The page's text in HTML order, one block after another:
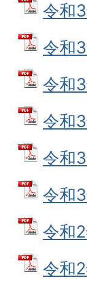
令和
令和
令和
令和
令和
令和
令和
令和